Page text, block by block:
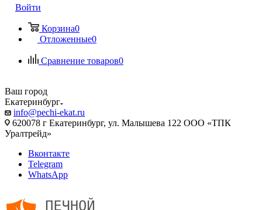
Войти
Корзина0
Отложенные0
Сравнение товаров0
Ваш город
Екатеринбург
info@pechi-ekat.ru
620078 г Екатеринбург, ул. Малышева 122 ООО «ТПК
Уралтрейд»
Вконтакте
Telegram
WhatsApp